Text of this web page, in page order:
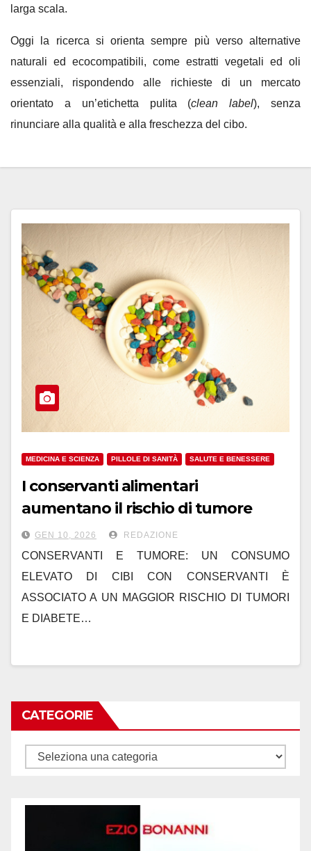
larga scala.
Oggi la ricerca si orienta sempre più verso alternative
naturali ed ecocompatibili, come estratti vegetali ed oli
essenziali, rispondendo alle richieste di un mercato
orientato a un’etichetta pulita (clean label), senza
rinunciare alla qualità e alla freschezza del cibo.
MEDICINA E SCIENZA PILLOLE DI SANITÀ SALUTE E BENESSERE
I conservanti alimentari
aumentano il rischio di tumore
GEN 10, 2026 REDAZIONE
CONSERVANTI E TUMORE: UN CONSUMO
ELEVATO DI CIBI CON CONSERVANTI È
ASSOCIATO A UN MAGGIOR RISCHIO DI TUMORI
E DIABETE…
CATEGORIE
Categorie